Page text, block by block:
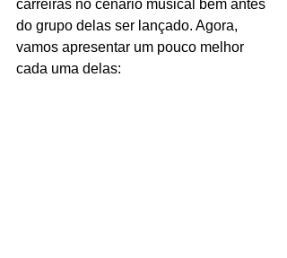
carreiras no cenário musical bem antes
do grupo delas ser lançado. Agora,
vamos apresentar um pouco melhor
cada uma delas: